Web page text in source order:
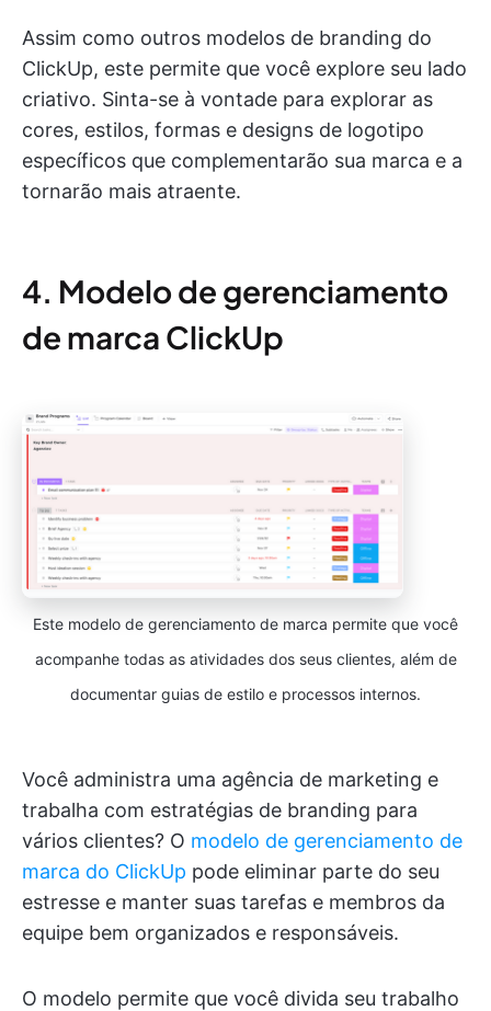
Assim como outros modelos de branding do
ClickUp, este permite que você explore seu lado
criativo. Sinta-se à vontade para explorar as
cores, estilos, formas e designs de logotipo
específicos que complementarão sua marca e a
tornarão mais atraente.
4. Modelo de gerenciamento
de marca ClickUp
Este modelo de gerenciamento de marca permite que você
acompanhe todas as atividades dos seus clientes, além de
documentar guias de estilo e processos internos.
Você administra uma agência de marketing e
trabalha com estratégias de branding para
vários clientes? O modelo de gerenciamento de
marca do ClickUp pode eliminar parte do seu
estresse e manter suas tarefas e membros da
equipe bem organizados e responsáveis.
O modelo permite que você divida seu trabalho